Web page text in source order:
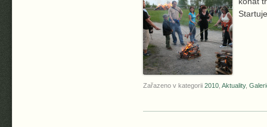
Zařazeno v kategorii 2010 Aktuality,